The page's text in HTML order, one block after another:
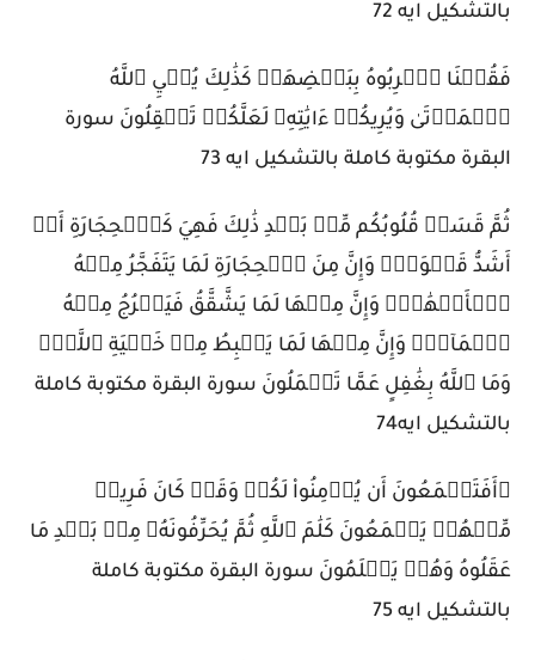
بالتشكيل ايه 72
فَقُلۡنَا ٱضۡرِبُوهُ بِبَعۡضِهَاۚ كَذَٰلِكَ يُحۡيِ ٱللَّهُ
ٱلۡمَوۡتَىٰ وَيُرِيكُمۡ ءَايَٰتِهِۦ لَعَلَّكُمۡ تَعۡقِلُونَ سورة
البقرة مكتوبة كاملة بالتشكيل ايه 73
ثُمَّ قَسَتۡ قُلُوبُكُم مِّنۢ بَعۡدِ ذَٰلِكَ فَهِيَ كَٱلۡحِجَارَةِ أَوۡ
أَشَدُّ قَسۡوَةٗۚ وَإِنَّ مِنَ ٱلۡحِجَارَةِ لَمَا يَتَفَجَّرُ مِنۡهُ
ٱلۡأَنۡهَٰرُۚ وَإِنَّ مِنۡهَا لَمَا يَشَّقَّقُ فَيَخۡرُجُ مِنۡهُ
ٱلۡمَآءُۚ وَإِنَّ مِنۡهَا لَمَا يَهۡبِطُ مِنۡ خَشۡيَةِ ٱللَّهِۗ
وَمَا ٱللَّهُ بِغَٰفِلٍ عَمَّا تَعۡمَلُونَ سورة البقرة مكتوبة كاملة
بالتشكيل ايه74
۞أَفَتَطۡمَعُونَ أَن يُؤۡمِنُواْ لَكُمۡ وَقَدۡ كَانَ فَرِيقٞ
مِّنۡهُمۡ يَسۡمَعُونَ كَلَٰمَ ٱللَّهِ ثُمَّ يُحَرِّفُونَهُۥ مِنۢ بَعۡدِ مَا
عَقَلُوهُ وَهُمۡ يَعۡلَمُونَ سورة البقرة مكتوبة كاملة
بالتشكيل ايه 75